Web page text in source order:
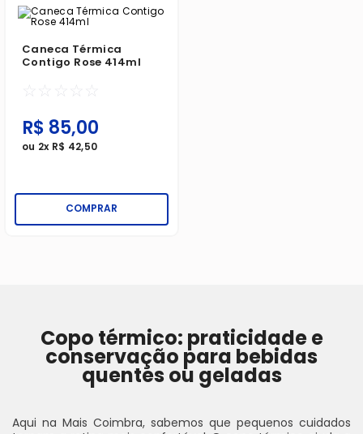
Caneca Térmica
Contigo Rose 414ml
☆ ☆ ☆ ☆ ☆
R$ 85,00
ou 2x R$ 42,50
COMPRAR
Copo térmico: praticidade e
conservação para bebidas
quentes ou geladas
Aqui na Mais Coimbra, sabemos que pequenos cuidados